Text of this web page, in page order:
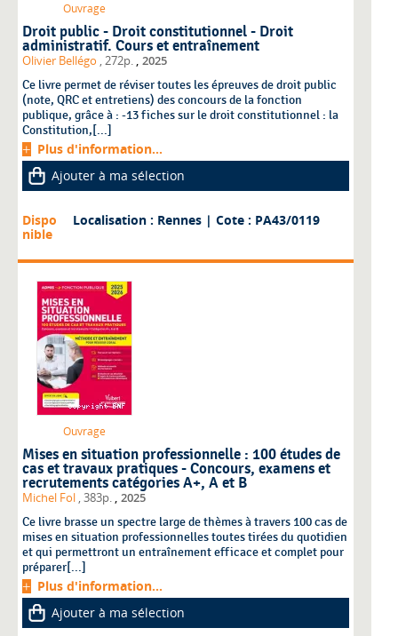
Ouvrage
Droit public - Droit constitutionnel - Droit
administratif. Cours et entraînement
Olivier Bellégo , 272p. , 2025
Ce livre permet de réviser toutes les épreuves de droit public
(note, QRC et entretiens) des concours de la fonction
publique, grâce à : -13 fiches sur le droit constitutionnel : la
Constitution,[...]
Plus d'information...
Ajouter à ma sélection
Dispo
nible
Localisation : Rennes | Cote : PA43/0119
Ouvrage
Mises en situation professionnelle : 100 études de
cas et travaux pratiques - Concours, examens et
recrutements catégories A+, A et B
Michel Fol , 383p. , 2025
Ce livre brasse un spectre large de thèmes à travers 100 cas de
mises en situation professionnelles toutes tirées du quotidien
et qui permettront un entraînement efficace et complet pour
préparer[...]
Plus d'information...
Ajouter à ma sélection